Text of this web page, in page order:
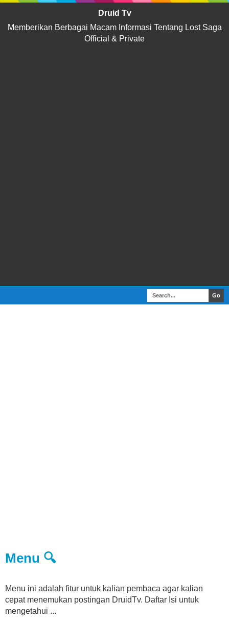
Druid Tv
Memberikan Berbagai Macam Informasi Tentang Lost Saga
Official & Private
Menu 🔍
Menu ini adalah fitur untuk kalian pembaca agar kalian
cepat menemukan postingan DruidTv. Daftar Isi untuk
mengetahui ...